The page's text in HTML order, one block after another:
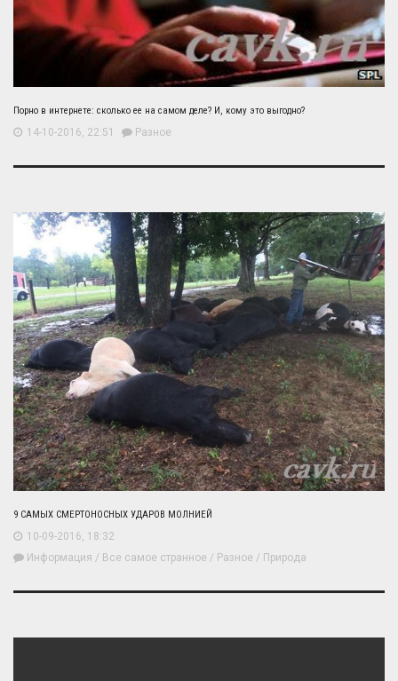
Порно в интернете: сколько ее на самом деле? И, кому это выгодно?
14-10-2016, 22:51 Разное
9 САМЫХ СМЕРТОНОСНЫХ УДАРОВ МОЛНИЕЙ
10-09-2016, 18:32
Информация / Все самое странное / Разное / Природа